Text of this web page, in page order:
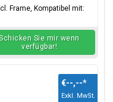
Frame, Kompatibel mit:
Sie mir wenn
verfügbar!
€--,--*
Exkl. MwSt.